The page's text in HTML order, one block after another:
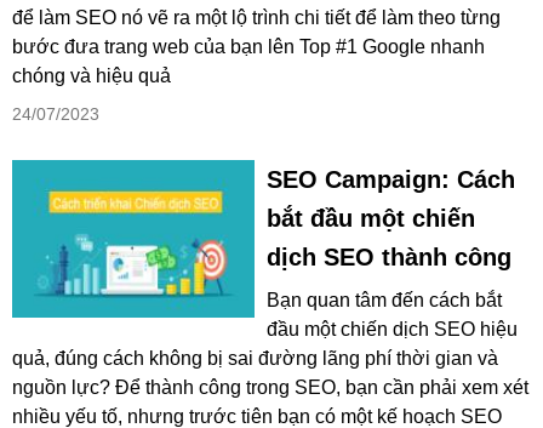
để làm SEO nó vẽ ra một lộ trình chi tiết để làm theo từng
bước đưa trang web của bạn lên Top #1 Google nhanh
chóng và hiệu quả
24/07/2023
SEO Campaign: Cách
bắt đầu một chiến
dịch SEO thành công
Bạn quan tâm đến cách bắt
đầu một chiến dịch SEO hiệu
quả, đúng cách không bị sai đường lãng phí thời gian và
nguồn lực? Để thành công trong SEO, bạn cần phải xem xét
nhiều yếu tố, nhưng trước tiên bạn có một kế hoạch SEO